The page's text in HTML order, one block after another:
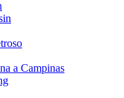
a Campinas